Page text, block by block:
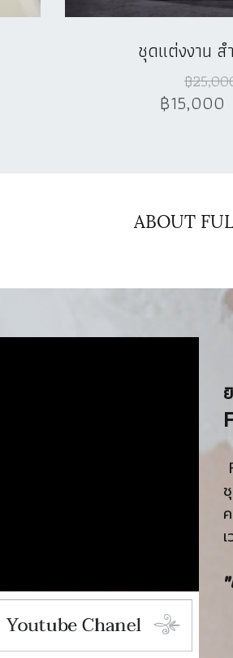
ชุดแต่งงาน ส
฿
฿15,000
ABOUT